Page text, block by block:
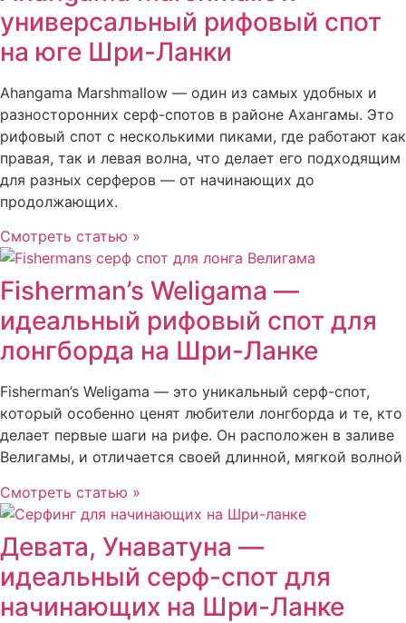
универсальный рифовый спот
на юге Шри-Ланки
Ahangama Marshmallow — один из самых удобных и
разносторонних серф-спотов в районе Ахангамы. Это
рифовый спот с несколькими пиками, где работают как
правая, так и левая волна, что делает его подходящим
для разных серферов — от начинающих до
продолжающих.
Смотреть статью »
Fisherman’s Weligama —
идеальный рифовый спот для
лонгборда на Шри-Ланке
Fisherman’s Weligama — это уникальный серф-спот,
который особенно ценят любители лонгборда и те, кто
делает первые шаги на рифе. Он расположен в заливе
Велигамы, и отличается своей длинной, мягкой волной
Смотреть статью »
Девата, Унаватуна —
идеальный серф-спот для
начинающих на Шри-Ланке